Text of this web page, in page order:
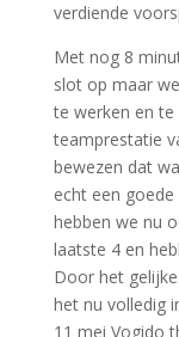
verdiende
Met nog 8
slot op maar
te werken en te
teamprestatie
bewezen dat
echt een
hebben we nu
laatste 4 en
Door het
het nu volledig
11 mei Vogido